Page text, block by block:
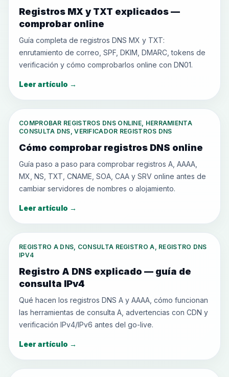
Registros MX y TXT explicados —
comprobar online
Guía completa de registros DNS MX y TXT:
enrutamiento de correo, SPF, DKIM, DMARC, tokens de
verificación y cómo comprobarlos online con DN01.
Leer artículo →
COMPROBAR REGISTROS DNS ONLINE, HERRAMIENTA
CONSULTA DNS, VERIFICADOR REGISTROS DNS
Cómo comprobar registros DNS online
Guía paso a paso para comprobar registros A, AAAA,
MX, NS, TXT, CNAME, SOA, CAA y SRV online antes de
cambiar servidores de nombres o alojamiento.
Leer artículo →
REGISTRO A DNS, CONSULTA REGISTRO A, REGISTRO DNS
IPV4
Registro A DNS explicado — guía de
consulta IPv4
Qué hacen los registros DNS A y AAAA, cómo funcionan
las herramientas de consulta A, advertencias con CDN y
verificación IPv4/IPv6 antes del go-live.
Leer artículo →